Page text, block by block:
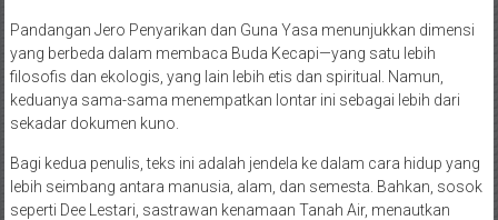
Pandangan Jero Penyarikan dan Guna Yasa menunjukkan dimensi
yang berbeda dalam membaca Buda Kecapi—yang satu lebih
filosofis dan ekologis, yang lain lebih etis dan spiritual. Namun,
keduanya sama-sama menempatkan lontar ini sebagai lebih dari
sekadar dokumen kuno.
Bagi kedua penulis, teks ini adalah jendela ke dalam cara hidup yang
lebih seimbang antara manusia, alam, dan semesta. Bahkan, sosok
seperti Dee Lestari, sastrawan kenamaan Tanah Air, menautkan